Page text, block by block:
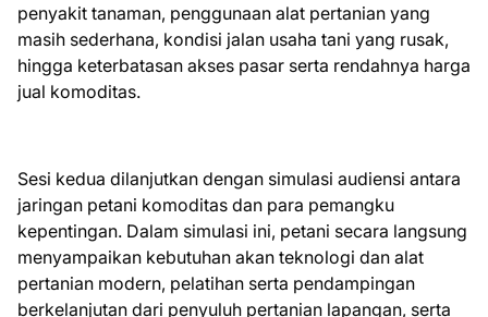
penyakit tanaman, penggunaan alat pertanian yang
masih sederhana, kondisi jalan usaha tani yang rusak,
hingga keterbatasan akses pasar serta rendahnya harga
jual komoditas.
Sesi kedua dilanjutkan dengan simulasi audiensi antara
jaringan petani komoditas dan para pemangku
kepentingan. Dalam simulasi ini, petani secara langsung
menyampaikan kebutuhan akan teknologi dan alat
pertanian modern, pelatihan serta pendampingan
berkelanjutan dari penyuluh pertanian lapangan, serta